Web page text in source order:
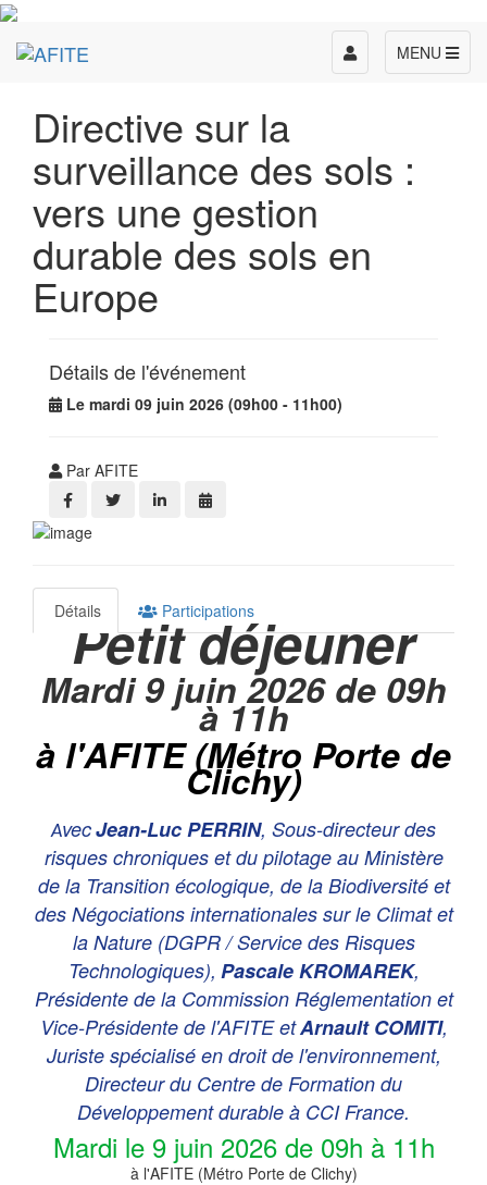
MENU
Toggle
navigation
Directive sur la
surveillance des sols :
vers une gestion
durable des sols en
Europe
Détails de l'événement
Le mardi 09 juin 2026 (09h00 - 11h00)
Par AFITE
Détails Participations
Petit déjeuner
Mardi 9 juin 2026 de 09h
à 11h
à l'AFITE (Métro Porte de
Clichy)
AvecJean-Luc PERRIN, Sous-directeur des
risques chroniques et du pilotage au Ministère
de la Transition écologique, de la Biodiversité et
des Négociations internationales sur le Climat et
la Nature (DGPR / Service des Risques
Technologiques), Pascale KROMAREK,
Présidente de la Commission Réglementation et
Vice-Présidente de l'AFITE etArnault COMITI,
Juriste spécialisé en droit de l'environnement,
Directeur du Centre de Formation du
Développement durable à CCI France.
Mardi le 9 juin 2026 de 09h à 11h
à l'AFITE (Métro Porte de Clichy)